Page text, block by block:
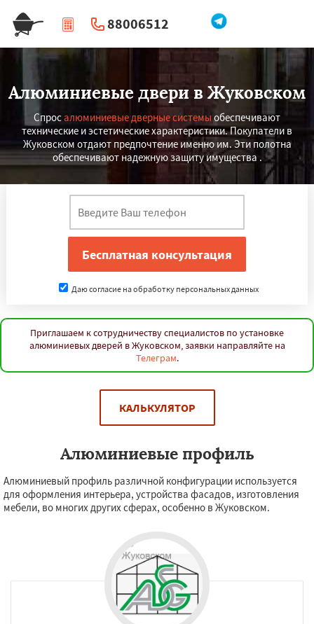
88006512
| Перезвоните мне
Алюминиевые двери в Жуковском
Спросалюминиевые дверные системыобеспечивают
технические и эстетические характеристики. Покупатели в
Жуковском отдают предпочтение именно им. Эти полотна
обеспечивают надежную защиту имущества .
Даю согласие на обработку персональных данных
Приглашаем к сотрудничеству специалистов по установке
алюминиевых дверей в Жуковском, заявки направляйте на
Телеграм.
КАЛЬКУЛЯТОР
Алюминиевые профиль
Алюминиевый профиль различной конфигурации используется
для оформления интерьера, устройства фасадов, изготовления
мебели, во многих других сферах, особенно в Жуковском.